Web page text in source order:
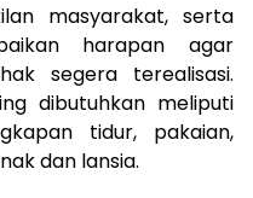
masyarakat, serta
harapan agar
segera terealisasi.
dibutuhkan meliputi
tidur, pakaian,
dan lansia.